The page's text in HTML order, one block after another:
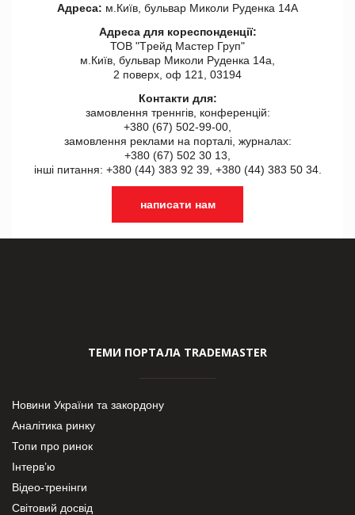
Адреса: м.Київ, бульвар Миколи Руденка 14А
Адреса для кореспонденції:
ТОВ "Tрейд Мастер Груп"
м.Київ, бульвар Миколи Руденка 14а,
2 поверх, оф 121, 03194
Контакти для:
замовлення треннгів, конференцій:
+380 (67) 502-99-00,
замовлення реклами на порталі, журналах:
+380 (67) 502 30 13,
інші питання: +380 (44) 383 92 39, +380 (44) 383 50 34.
написати нам
ТЕМИ ПОРТАЛА TRADEMASTER
Новини України та закордону
Аналітика ринку
Топи про ринок
Інтерв’ю
Відео-тренінги
Світовий досвід